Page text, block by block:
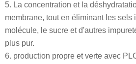
5. La concentration et la
membrane, tout en éliminant les sels
molécule, le sucre et d'autres
plus pur.
6. production propre et verte avec